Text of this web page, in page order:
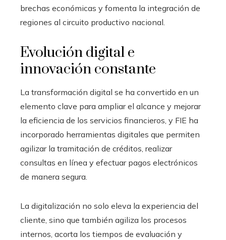
brechas económicas y fomenta la integración de
regiones al circuito productivo nacional.
Evolución digital e
innovación constante
La transformación digital se ha convertido en un
elemento clave para ampliar el alcance y mejorar
la eficiencia de los servicios financieros, y FIE ha
incorporado herramientas digitales que permiten
agilizar la tramitación de créditos, realizar
consultas en línea y efectuar pagos electrónicos
de manera segura.
La digitalización no solo eleva la experiencia del
cliente, sino que también agiliza los procesos
internos, acorta los tiempos de evaluación y